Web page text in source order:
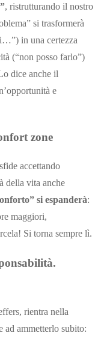
, ristrutturando il nostro
si trasformerà
in una certezza
(“non posso farlo”)
dice anche il
e
zone
accettando
della vita anche
si espanderà:
maggiori,
Si torna sempre lì.
rientra nella
ad ammetterlo subito: